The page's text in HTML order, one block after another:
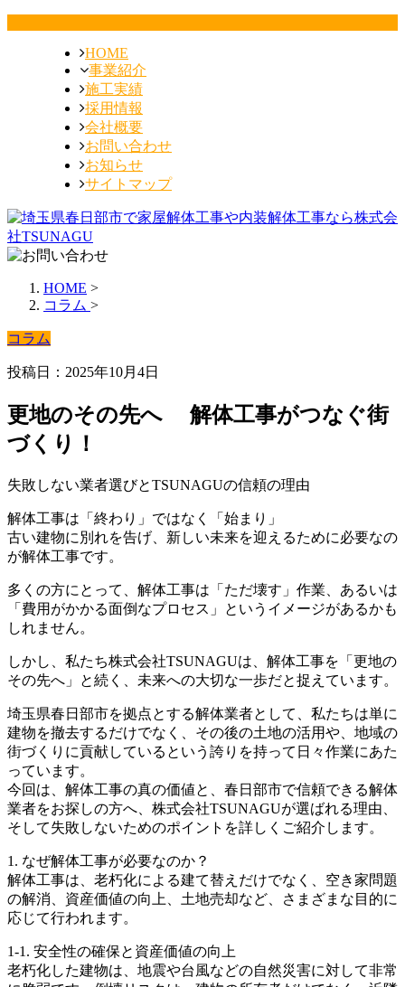
HOME
事業紹介
施工実績
採用情報
会社概要
お問い合わせ
お知らせ
サイトマップ
HOME >
コラム >
コラム
投稿日：2025年10月4日
更地のその先へ 解体工事がつなぐ街
づくり！
失敗しない業者選びとTSUNAGUの信頼の理由
解体工事は「終わり」ではなく「始まり」
古い建物に別れを告げ、新しい未来を迎えるために必要なの
が解体工事です。
多くの方にとって、解体工事は「ただ壊す」作業、あるいは
「費用がかかる面倒なプロセス」というイメージがあるかも
しれません。
しかし、私たち株式会社TSUNAGUは、解体工事を「更地の
その先へ」と続く、未来への大切な一歩だと捉えています。
埼玉県春日部市を拠点とする解体業者として、私たちは単に
建物を撤去するだけでなく、その後の土地の活用や、地域の
街づくりに貢献しているという誇りを持って日々作業にあた
っています。
今回は、解体工事の真の価値と、春日部市で信頼できる解体
業者をお探しの方へ、株式会社TSUNAGUが選ばれる理由、
そして失敗しないためのポイントを詳しくご紹介します。
1. なぜ解体工事が必要なのか？
解体工事は、老朽化による建て替えだけでなく、空き家問題
の解消、資産価値の向上、土地売却など、さまざまな目的に
応じて行われます。
1-1. 安全性の確保と資産価値の向上
老朽化した建物は、地震や台風などの自然災害に対して非常